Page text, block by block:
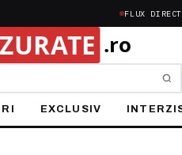
FLUX DIRECT
EXCLUSIV